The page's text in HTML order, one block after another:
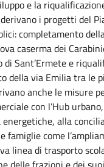
e la
i progetti del
completamento
caserma dei
Sant’Ermete e
della via Emilia tra le
anche le misure
con l’Hub
alla
famiglie come
linea di trasporto